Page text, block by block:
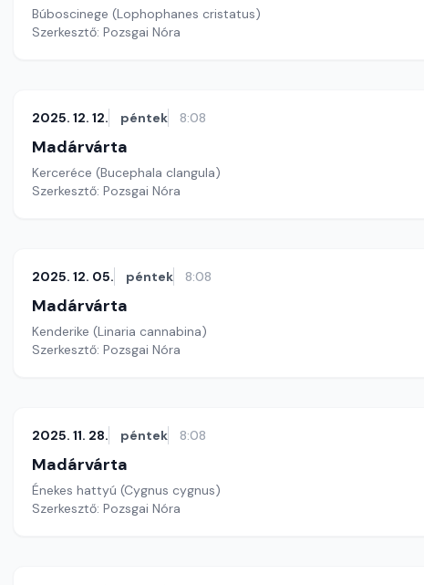
Búboscinege (Lophophanes cristatus)
Szerkesztő: Pozsgai Nóra
2025. 12. 12. péntek 8:08
Madárvárta
Kerceréce (Bucephala clangula)
Szerkesztő: Pozsgai Nóra
2025. 12. 05. péntek 8:08
Madárvárta
Kenderike (Linaria cannabina)
Szerkesztő: Pozsgai Nóra
2025. 11. 28. péntek 8:08
Madárvárta
Énekes hattyú (Cygnus cygnus)
Szerkesztő: Pozsgai Nóra